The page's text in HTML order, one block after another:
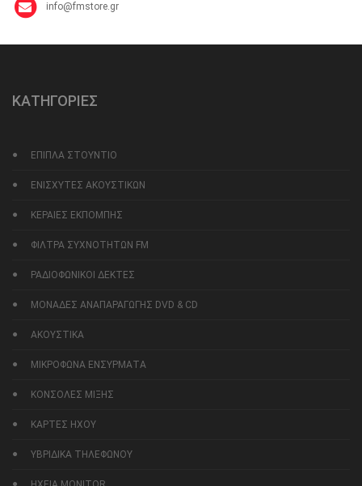
info@fmstore.gr
ΚΑΤΗΓΟΡΙΕΣ
ΕΠΙΠΛΑ ΣΤΟΥΝΤΙΟ
ΕΝΙΣΧΥΤΕΣ ΑΚΟΥΣΤΙΚΩΝ
ΚΕΡΑΙΕΣ ΕΚΠΟΜΠΗΣ
ΦΙΛΤΡΑ ΣΥΧΝΟΤΗΤΩΝ FM
ΡΑΔΙΟΦΩΝΙΚΟΙ ΔΕΚΤΕΣ
ΜΟΝΑΔΕΣ ΑΝΑΠΑΡΑΓΩΓΗΣ DVD & CD
ΑΚΟΥΣΤΙΚΑ
ΜΙΚΡΟΦΩΝΑ ΕΝΣΥΡΜΑΤΑ
ΚΟΝΣΟΛΕΣ ΜΙΞΗΣ
ΚΑΡΤΕΣ ΗΧΟΥ
ΥΒΡΙΔΙΚΑ ΤΗΛΕΦΩΝΟΥ